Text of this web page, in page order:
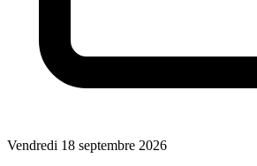
Vendredi 18 septembre 2026